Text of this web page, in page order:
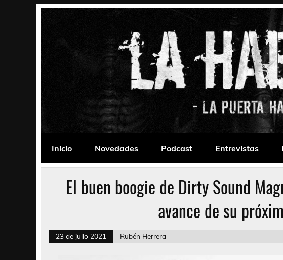
La Habitación 235
Inicio
Novedades Podcast Entrevistas
El buen boogie de Dirty Sound
avance de su
23 de julio 2021 Rubén Herrera